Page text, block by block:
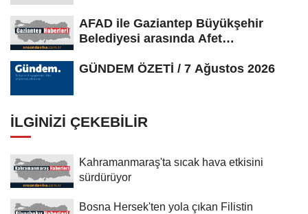
AFAD ile Gaziantep Büyükşehir
Belediyesi arasında Afet
GÜNDEM ÖZETİ / 7 Ağustos 2026
İLGINIZI ÇEKEBILIR
Kahramanmaraş'ta sıcak hava etkisini
sürdürüyor
Bosna Hersek'ten yola çıkan Filistin